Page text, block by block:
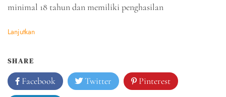
minimal 18 tahun dan memiliki penghasilan
Lanjutkan
SHARE
Facebook Twitter Pinterest